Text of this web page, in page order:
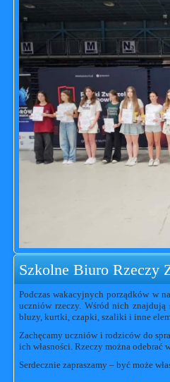
Szkolne Biuro Rzeczy
Podczas wakacyjnych porządków w
uczniów rzeczy. Wśród nich
bluzy, kurtki, czapki, szaliki i inne
Zachęcamy uczniów i rodziców do
ich własności. Rzeczy można odebrać
Serdecznie zapraszamy – być może